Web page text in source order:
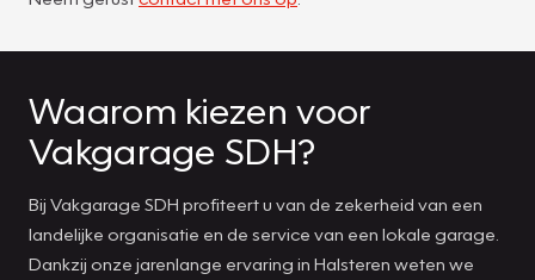
Waarom kiezen voor
Vakgarage SDH?
Bij Vakgarage SDH profiteert u van de zekerheid van een
landelijke organisatie en de service van een lokale garage.
Dankzij onze jarenlange ervaring in Halsteren weten we